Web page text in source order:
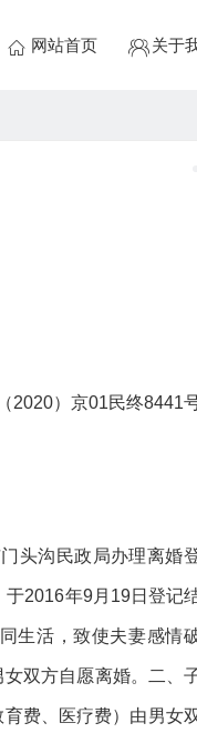
网站首页 关于
2020）京01民终8441
头沟民政局办理离婚
于2016年9月19日登记
生活，致使夫妻感情
双方自愿离婚。二、
费、医疗费）由男女